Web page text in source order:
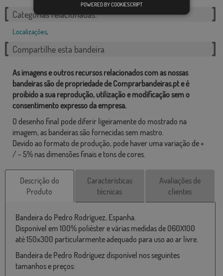
Categorias relacionadas:
Localizações,
Compartilhe esta bandeira
As imagens e outros recursos relacionados com as nossas
bandeiras são de propriedade de Comprarbandeiras.pt e é
proibido a sua reprodução, utilização e modificação sem o
consentimento expresso da empresa.
O desenho final pode diferir ligeiramente do mostrado na
imagem, as bandeiras são fornecidas sem mastro.
Devido ao formato de produção, pode haver uma variação de +
/ - 5% nas dimensões finais e tons de cores.
Descrição do
Produto
Características
técnicas
Avaliações de
clientes
Bandeira do Pedro Rodríguez, Espanha.
Disponível em 100% poliéster e várias medidas de 060X100
até 150x300 particularmente adequado para uso ao ar livre.
Bandeira de Pedro Rodríguez disponível nos seguintes
tamanhos e preços:
POWERED BY COOKIESCRIPT